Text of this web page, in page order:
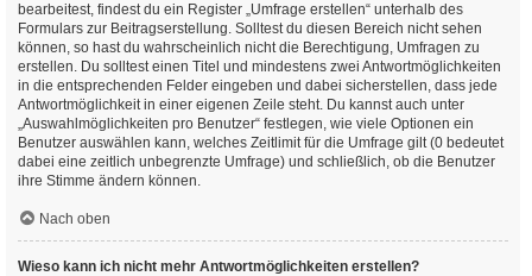
bearbeitest, findest du ein Register „Umfrage erstellen“ unterhalb des
Formulars zur Beitragserstellung. Solltest du diesen Bereich nicht sehen
können, so hast du wahrscheinlich nicht die Berechtigung, Umfragen zu
erstellen. Du solltest einen Titel und mindestens zwei Antwortmöglichkeiten
in die entsprechenden Felder eingeben und dabei sicherstellen, dass jede
Antwortmöglichkeit in einer eigenen Zeile steht. Du kannst auch unter
„Auswahlmöglichkeiten pro Benutzer“ festlegen, wie viele Optionen ein
Benutzer auswählen kann, welches Zeitlimit für die Umfrage gilt (0 bedeutet
dabei eine zeitlich unbegrenzte Umfrage) und schließlich, ob die Benutzer
ihre Stimme ändern können.
Nach oben
Wieso kann ich nicht mehr Antwortmöglichkeiten erstellen?